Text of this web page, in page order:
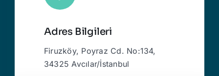
Adres Bilgileri
Firuzköy, Poyraz Cd. No:134,
34325 Avcılar/İstanbul